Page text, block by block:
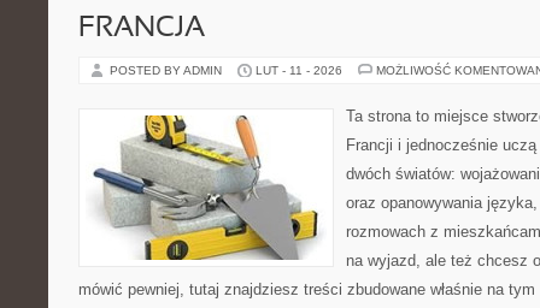
FRANCJA
POSTED BY ADMIN LUT - 11 - 2026 MOŻLIWOŚĆ
Ta strona to miejsce
Francji i jednocześnie
dwóch światów:
oraz opanowywania
rozmowach z
na wyjazd, ale też chcesz
mówić pewniej, tutaj znajdziesz treści zbudowane właśnie na